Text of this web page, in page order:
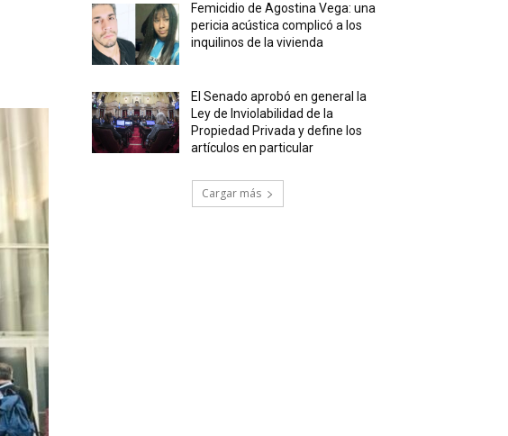
Femicidio de Agostina Vega: una
pericia acústica complicó a los
inquilinos de la vivienda
El Senado aprobó en general la
Ley de Inviolabilidad de la
Propiedad Privada y define los
artículos en particular
Cargar más